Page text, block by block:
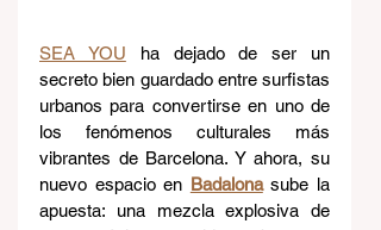
SEA YOU ha dejado de ser un
secreto bien guardado entre surfistas
urbanos para convertirse en uno de
los fenómenos culturales más
vibrantes de Barcelona. Y ahora, su
nuevo espacio en Badalona sube la
apuesta: una mezcla explosiva de